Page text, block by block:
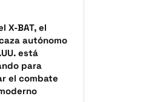
X-BAT, el
autónomo
está
para
el combate